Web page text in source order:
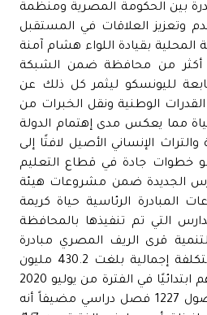
بين الحكومة المصرية ومنظمة
وتعزيز العلاقات في المستقبل
المحلية بقيادة اللواء هشام آمنة
أكثر من محافظة ضمن الشبكة
لليونسكو ليثمر كل ذلك عن
الوطنية ونقل الخبرات من
مما يعكس مدى إهتمام الدولة
الإنساني الأصيل لافتًا إلى
خطوات جادة في قطاع التعليم
الجديدة ضمن مشروعات هيئة
المبادرة الرئاسية حياة كريمة
التي تم تنفيذها بالمحافظة
قرى الريف المصري مبادرة
"حياة كريمة" 88 مدرسة بتكلفة إجمالية بلغت 430.2 مليون
جنيه وتم نهوها واستلامهم ابتدائيًا في الفترة من يوليو 2020
وحتى الآن بإجمالي عدد فصول 1227 فصل دراسي مضيفاً أنه